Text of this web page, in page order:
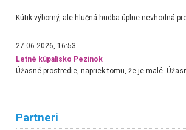
27.06.2026, 16:53
Letné kúpalisko Pezinok
Partneri